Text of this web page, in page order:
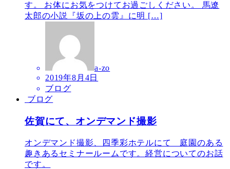
す。 お体にお気をつけてお過ごしください。 馬遼
太郎の小説『坂の上の雲』に明 […]
a-zo
2019年8月4日
ブログ
ブログ
佐賀にて、オンデマンド撮影
オンデマンド撮影、四季彩ホテルにて 庭園のある
趣きあるセミナールームです。経営についてのお話
です。